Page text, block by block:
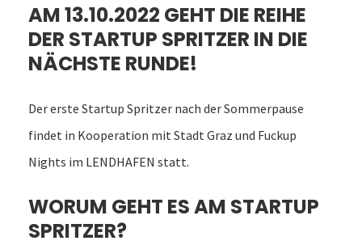
AM 13.10.2022 GEHT DIE REIHE
DER STARTUP SPRITZER IN DIE
NÄCHSTE RUNDE!
Der erste Startup Spritzer nach der Sommerpause
findet in Kooperation mit Stadt Graz und Fuckup
Nights im LENDHAFEN statt.
WORUM GEHT ES AM STARTUP
SPRITZER?